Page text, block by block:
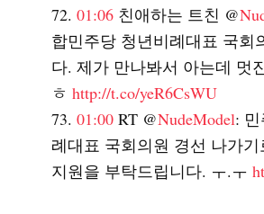
01:06 친애하는 트친 @
합민주당 청년비례대표 국회
다. 제가 만나봐서 아는데 멋
ㅎ http://t.co/yeR6CsWU
01:00 RT @NudeModel:
례대표 국회의원 경선 나가
지원을 부탁드립니다. ㅜ.ㅜ